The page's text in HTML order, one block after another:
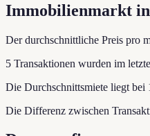
Immobilienmarkt
Der durchschnittliche Preis pro
5 Transaktionen wurden im
Die Durchschnittsmiete liegt bei
Die Differenz zwischen